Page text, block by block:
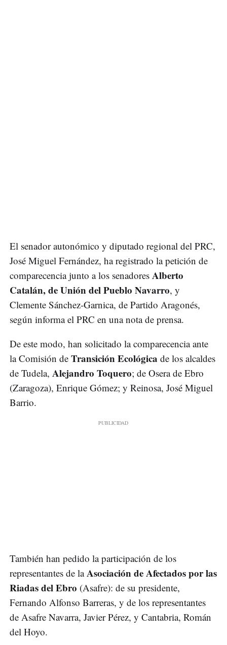
El senador autonómico y diputado regional del PRC,
José Miguel Fernández, ha registrado la petición de
comparecencia junto a los senadores Alberto
Catalán, de Unión del Pueblo Navarro, y
Clemente Sánchez-Garnica, de Partido Aragonés,
según informa el PRC en una nota de prensa.
De este modo, han solicitado la comparecencia ante
la Comisión de Transición Ecológica de los alcaldes
de Tudela, Alejandro Toquero; de Osera de Ebro
(Zaragoza), Enrique Gómez; y Reinosa, José Miguel
Barrio.
También han pedido la participación de los
representantes de laAsociación de Afectados por las
Riadas del Ebro (Asafre): de su presidente,
Fernando Alfonso Barreras, y de los representantes
de Asafre Navarra, Javier Pérez, y Cantabria, Román
del Hoyo.